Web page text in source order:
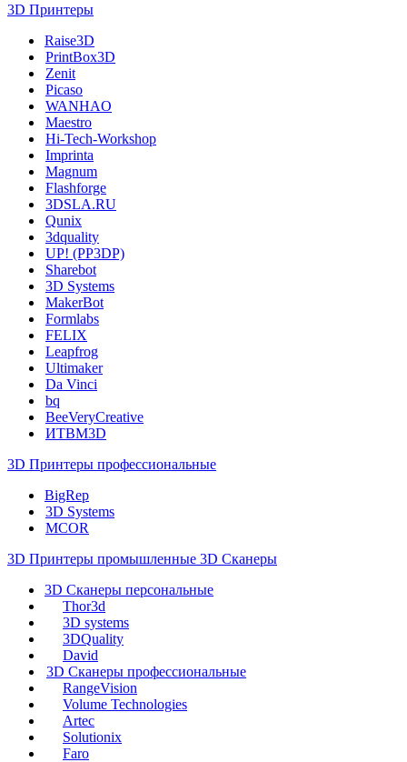
3D Принтеры
Raise3D
PrintBox3D
Zenit
Picaso
WANHAO
Maestro
Hi-Tech-Workshop
Imprinta
Magnum
Flashforge
3DSLA.RU
Qunix
3dquality
UP! (PP3DP)
Sharebot
3D Systems
MakerBot
Formlabs
FELIX
Leapfrog
Ultimaker
Da Vinci
bq
BeeVeryCreative
ИТВМ3D
3D Принтеры профессиональные
BigRep
3D Systems
MCOR
3D Принтеры промышленные 3D Сканеры
3D Сканеры персональные
Thor3d
3D systems
3DQuality
David
3D Сканеры профессиональные
RangeVision
Volume Technologies
Artec
Solutionix
Faro